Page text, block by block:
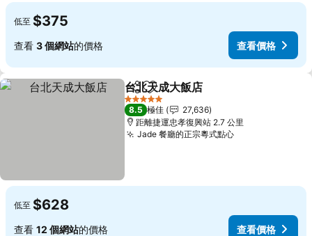
低至 $375
查看 3 個網站的價格 查看價格
分享 放到收藏夾
台北天成大飯店
5 星級
8.5 極佳
27,636
距離捷運忠孝復興站 2.7 公里
Jade 餐廳的正宗粵式點心
低至 $628
查看 12 個網站的價格 查看價格